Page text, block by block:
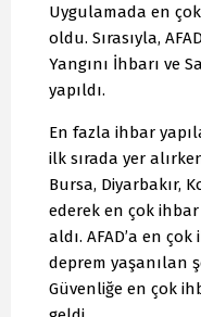
Uygulamada en
oldu. Sırasıyla,
Yangını İhbarı ve
yapıldı.
En fazla ihbar
ilk sırada yer
Bursa, Diyarbakır,
ederek en çok
aldı. AFAD’a en
deprem yaşanılan
Güvenliğe en çok